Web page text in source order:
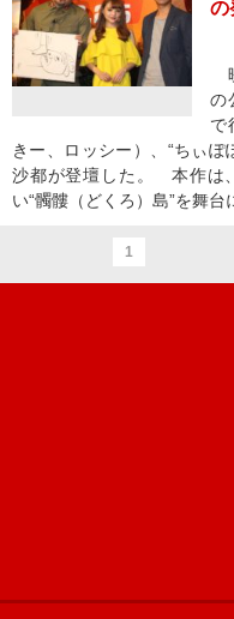
の
の
で
きー、ロッシー）、“ちぃ
沙都が登壇した。 本作は
い“髑髏（どくろ）島”を舞台
1